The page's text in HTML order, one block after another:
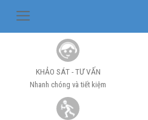
KHẢO SÁT - TƯ VẤN
Nhanh chóng và tiết kiệm